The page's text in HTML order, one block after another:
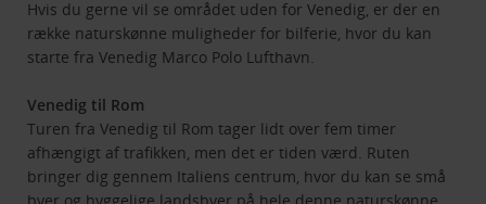
Hvis du gerne vil se området uden for Venedig, er der en
række naturskønne muligheder for bilferie, hvor du kan
starte fra Venedig Marco Polo Lufthavn.
Venedig til Rom
Turen fra Venedig til Rom tager lidt over fem timer
afhængigt af trafikken, men det er tiden værd. Ruten
bringer dig gennem Italiens centrum, hvor du kan se små